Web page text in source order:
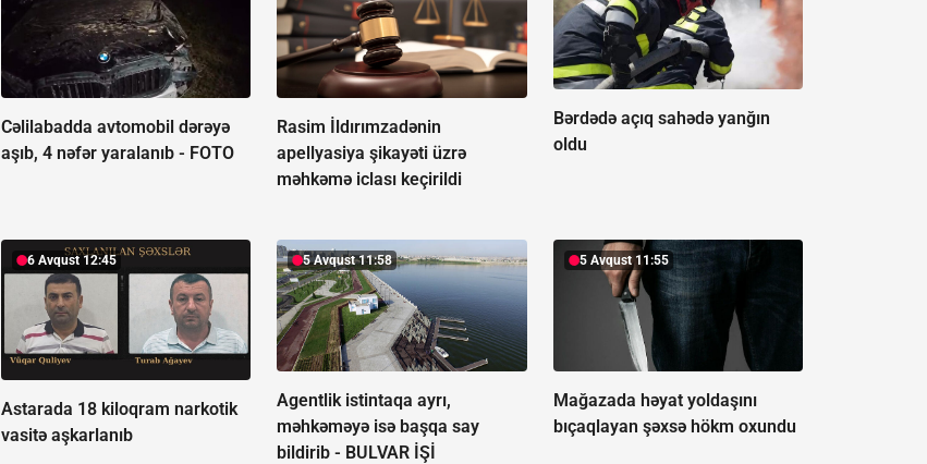
Cəlilabadda avtomobil dərəyə
aşıb, 4 nəfər yaralanıb - FOTO
Rasim İldırımzadənin
apellyasiya şikayəti üzrə
məhkəmə iclası keçirildi
Bərdədə açıq sahədə yanğın
oldu
6 Avqust 12:45
Astarada 18 kiloqram narkotik
vasitə aşkarlanıb
5 Avqust 11:58
Agentlik istintaqa ayrı,
məhkəməyə isə başqa say
bildirib - BULVAR İŞİ
5 Avqust 11:55
Mağazada həyat yoldaşını
bıçaqlayan şəxsə hökm oxundu